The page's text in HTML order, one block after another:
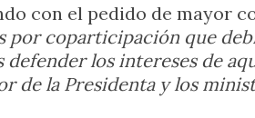
con el pedido de mayor
por coparticipación que
los intereses de
de la Presidenta y los